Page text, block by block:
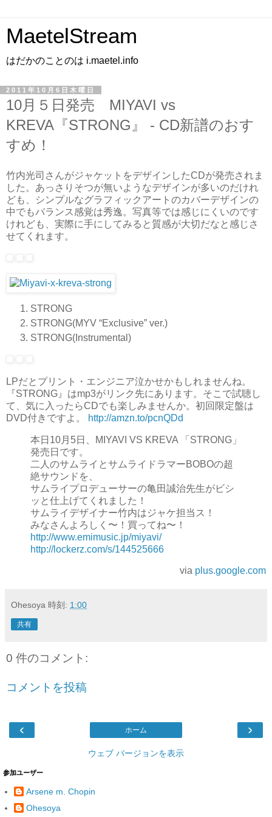
MaetelStream
はだかのことのは i.maetel.info
2011年10月6日木曜日
10月５日発売 MIYAVI vs
KREVA『STRONG』 - CD新譜のおす
すめ！
竹内光司さんがジャケットをデザインしたCDが発売されま
した。あっさりそつが無いようなデザインが多いのだけれ
ども、シンプルなグラフィックアートのカバーデザインの
中でもバランス感覚は秀逸。写真等では感じにくいのです
けれども、実際に手にしてみると質感が大切だなと感じさ
せてくれます。
STRONG
STRONG(MYV “Exclusive” ver.)
STRONG(Instrumental)
LPだとプリント・エンジニア泣かせかもしれませんね。
『STRONG』はmp3がリンク先にあります。そこで試聴し
て、気に入ったらCDでも楽しみませんか。初回限定盤は
DVD付きですよ。
http://amzn.to/pcnQDd
本日10月5日、MIYAVI VS KREVA 「STRONG」
発売日です。
二人のサムライとサムライドラマーBOBOの超
絶サウンドを、
サムライプロデューサーの亀田誠治先生がビシ
ッと仕上げてくれました！
サムライデザイナー竹内はジャケ担当ス！
みなさんよろしく〜！買ってね〜！
http://www.emimusic.jp/miyavi/
http://lockerz.com/s/144525666
via plus.google.com
Ohesoya 時刻: 1:00
共有
0 件のコメント:
コメントを投稿
‹ ›
ホーム
ウェブ バージョンを表示
参加ユーザー
Arsene m. Chopin
Ohesoya